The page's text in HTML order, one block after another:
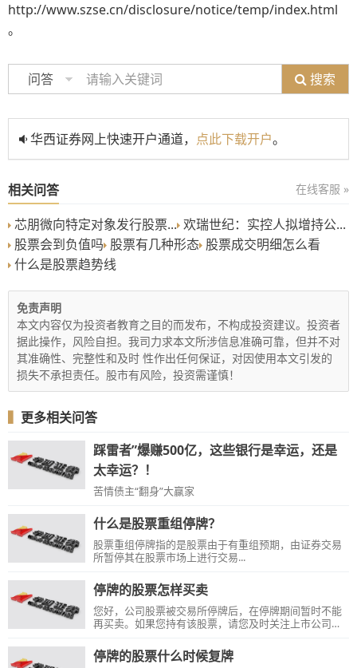
http://www.szse.cn/disclosure/notice/temp/index.html
。
问答 搜索
华西证券网上快速开户通道， 点此下载开户。
相关问答 在线客服 »
芯朋微向特定对象发行股票... 欢瑞世纪：实控人拟增持公...
股票会到负值吗 股票有几种形态 股票成交明细怎么看
什么是股票趋势线
免责声明
本文内容仅为投资者教育之目的而发布，不构成投资建议。投资者
据此操作，风险自担。我司力求本文所涉信息准确可靠，但并不对
其准确性、完整性和及时 性作出任何保证，对因使用本文引发的
损失不承担责任。股市有风险，投资需谨慎！
▍ 更多相关问答
踩雷者”爆赚500亿，这些银行是幸运，还是
太幸运？！
苦情债主“翻身”大赢家
什么是股票重组停牌？
股票重组停牌指的是股票由于有重组预期，由证券交易
所暂停其在股票市场上进行交易...
停牌的股票怎样买卖
您好，公司股票被交易所停牌后，在停牌期间暂时不能
再买卖。如果您持有该股票，请您及时关注上市公司发
停牌的股票什么时候复牌